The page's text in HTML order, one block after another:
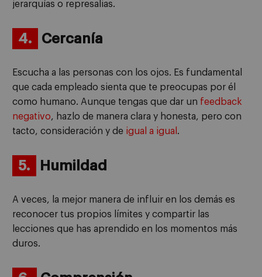
jerarquías o represalias.
4. Cercanía
Escucha a las personas con los ojos. Es fundamental
que cada empleado sienta que te preocupas por él
como humano. Aunque tengas que dar un feedback
negativo, hazlo de manera clara y honesta, pero con
tacto, consideración y de igual a igual .
5. Humildad
A veces, la mejor manera de influir en los demás es
reconocer tus propios límites y compartir las
lecciones que has aprendido en los momentos más
duros.